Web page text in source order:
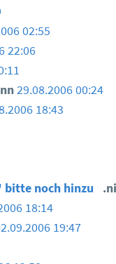
02:55
22:06
29.08.2006 00:24
18:43
noch hinzu
18:14
19:47